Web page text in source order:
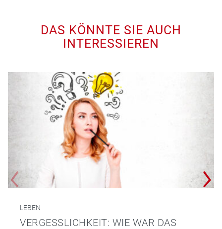
DAS KÖNNTE SIE AUCH
INTERESSIEREN
LEBEN
VERGESSLICHKEIT: WIE WAR DAS